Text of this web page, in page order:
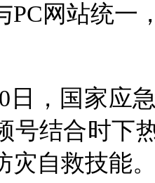
PC网站统一
日，国家应
号结合时下
灾自救技能